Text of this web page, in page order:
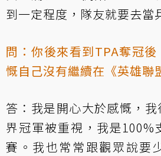
到一定程度，隊友就要去當
問：你後來看到TPA奪冠
慨自己沒有繼續在《英雄聯
答：我是開心大於感慨，
界冠軍被重視，我是100%
賽。我也常常跟觀眾說要